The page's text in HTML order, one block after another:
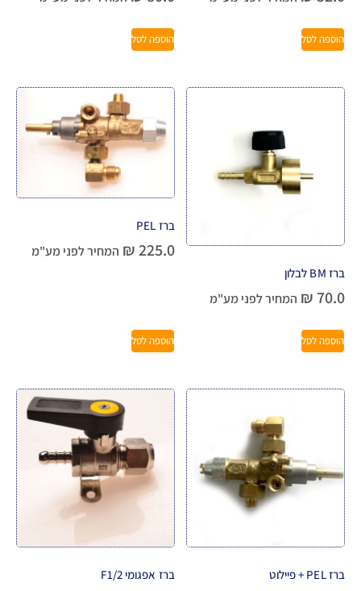
הוספה לסל הוספה לסל
ברז BM לבלון
₪ 70.0 המחיר לפני מע"מ
הוספה לסל
ברז PEL
₪225.0 המחיר לפני מע"מ
הוספה לסל
ברז PEL + פיילוט ברז אפגומי F1/2